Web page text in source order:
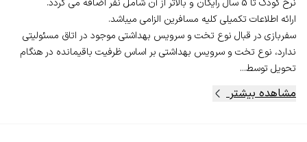
سفربازی در قبال نوع تخت و سرویس بهداشتی موجود در اتاق مسئولیتی
ندارد، نوع تخت و سرویس بهداشتی بر اساس ظرفیت باقیمانده در هنگام
تحویل توسط...
مشاهده بیشتر